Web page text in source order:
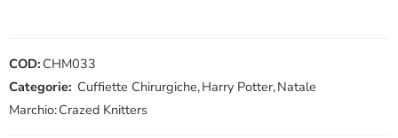
COD: CHM033
Categorie: Cuffiette Chirurgiche,Harry Potter,Natale
Marchio:Crazed Knitters